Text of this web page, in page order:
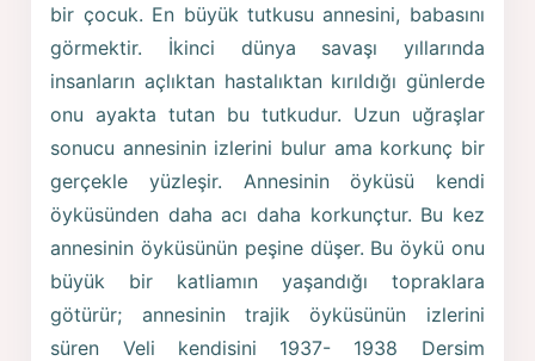
bir çocuk. En büyük tutkusu annesini, babasını
görmektir. İkinci dünya savaşı yıllarında
insanların açlıktan hastalıktan kırıldığı günlerde
onu ayakta tutan bu tutkudur. Uzun uğraşlar
sonucu annesinin izlerini bulur ama korkunç bir
gerçekle yüzleşir. Annesinin öyküsü kendi
öyküsünden daha acı daha korkunçtur. Bu kez
annesinin öyküsünün peşine düşer. Bu öykü onu
büyük bir katliamın yaşandığı topraklara
götürür; annesinin trajik öyküsünün izlerini
süren Veli kendisini 1937- 1938 Dersim